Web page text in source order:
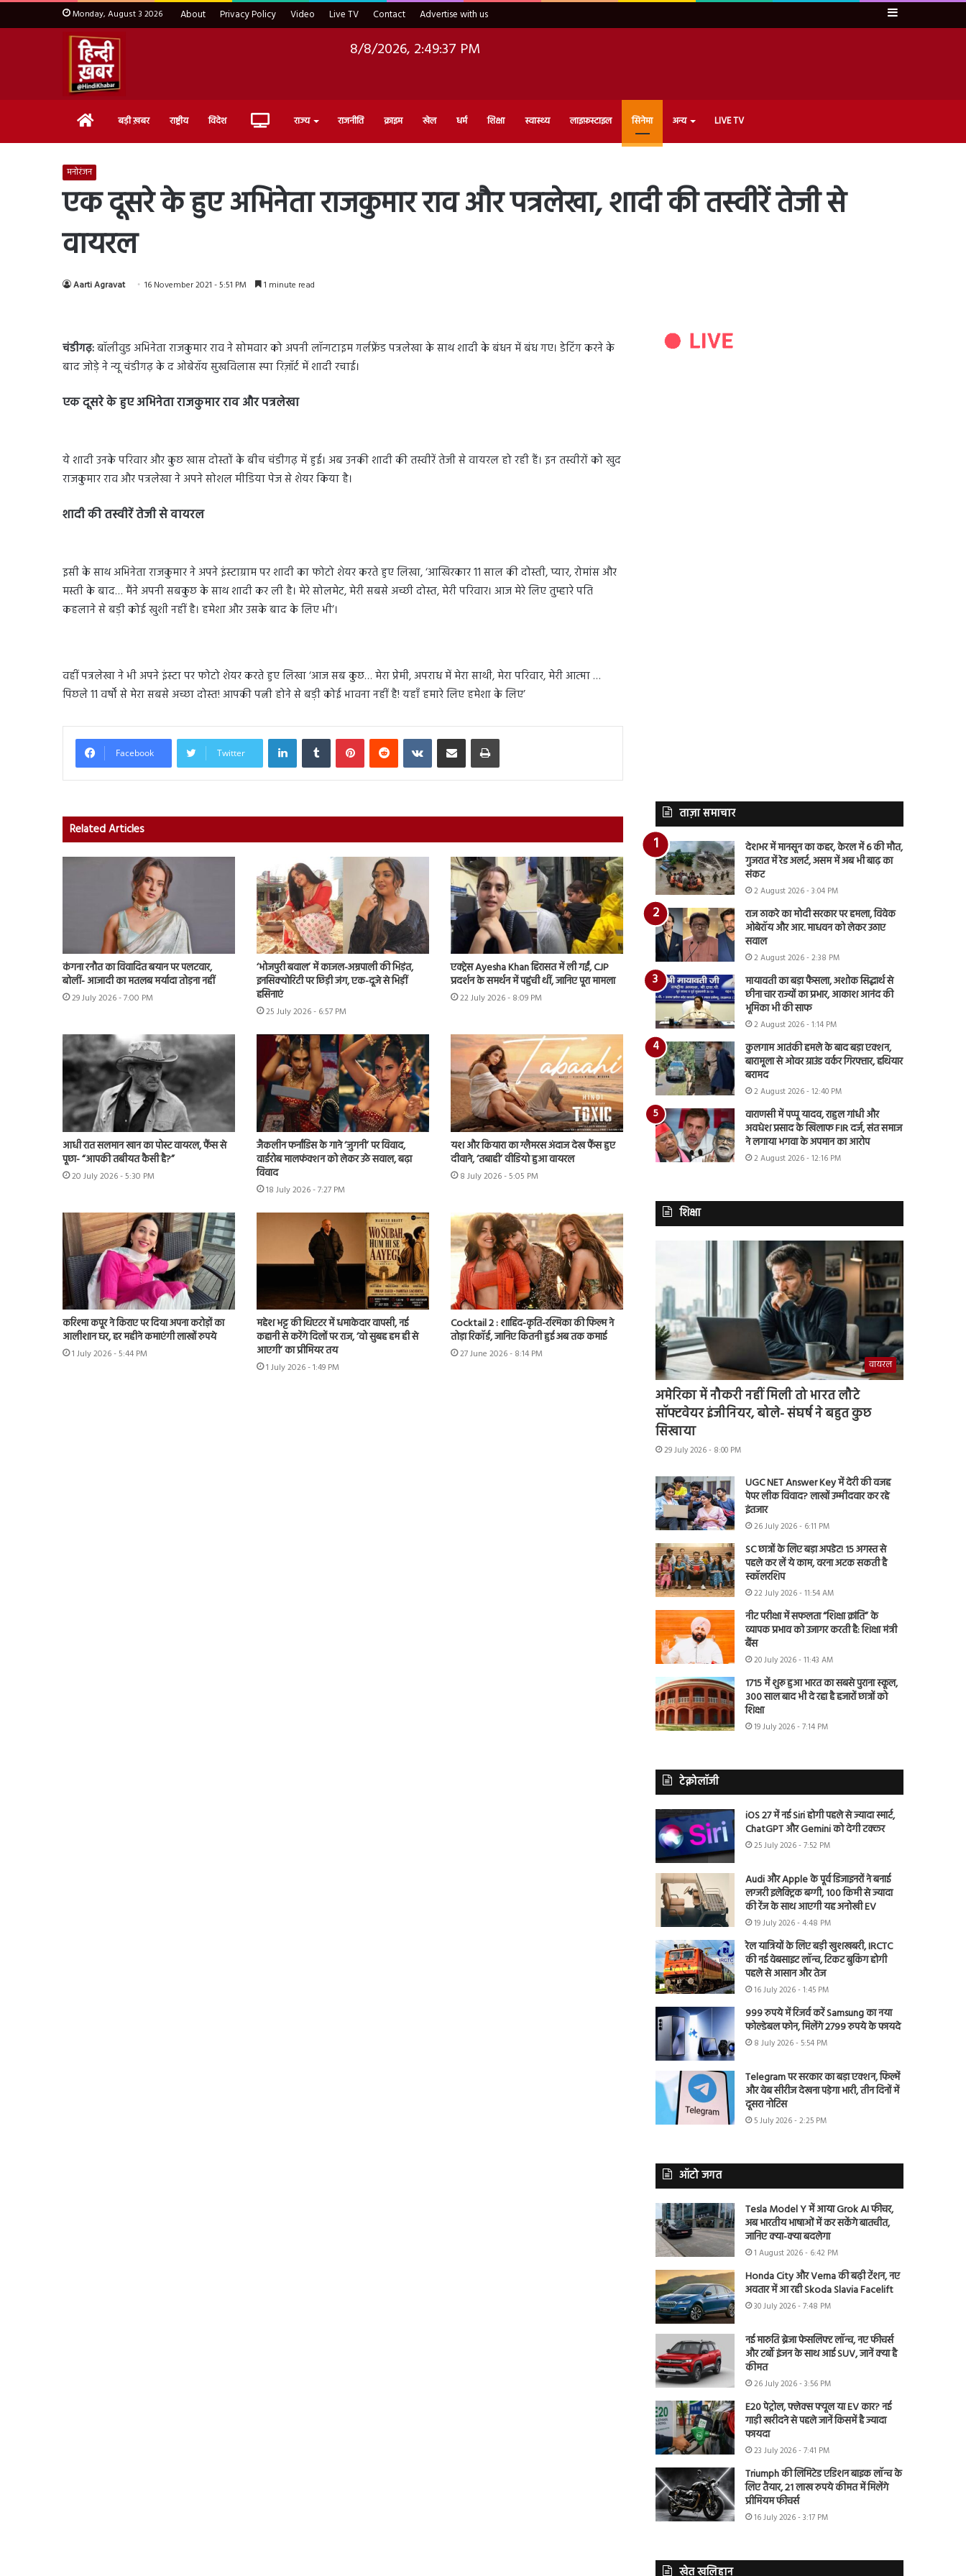
Monday, August 3 2026 About Privacy Policy Video Live TV Contact Advertise with us Sidebar
8/8/2026, 2:49:38 PM
Home बड़ी ख़बर राष्ट्रीय विदेश Live राज्य राजनीति क्राइम खेल धर्म शिक्षा स्वास्थ्य लाइफ़स्टाइल सिनेमा अन्य LIVE TV
मनोरंजन
एक दूसरे के हुए अभिनेता राजकुमार राव और पत्रलेखा, शादी की तस्वीरें तेजी से
वायरल
Aarti Agravat 16 November 2021 - 5:51 PM 1 minute read
चंडीगढ़:बॉलीवुड अभिनेता राजकुमार राव ने सोमवार को अपनी लॉन्गटाइम गर्लफ्रेंड पत्रलेखा के साथ शादी के बंधन में बंध गए। डेटिंग करने के
बाद जोड़े ने न्यू चंडीगढ़ के द ओबेरॉय सुखविलास स्पा रिज़ॉर्ट में शादी रचाई।
एक दूसरे के हुए अभिनेता राजकुमार राव और पत्रलेखा
ये शादी उनके परिवार और कुछ खास दोस्तों के बीच चंडीगढ़ में हुई। अब उनकी शादी की तस्वीरें तेजी से वायरल हो रही हैं। इन तस्वीरों को खुद
राजकुमार राव और पत्रलेखा ने अपने सोशल मीडिया पेज से शेयर किया है।
शादी की तस्वीरें तेजी से वायरल
इसी के साथ अभिनेता राजकुमार ने अपने इंस्टाग्राम पर शादी का फोटो शेयर करते हुए लिखा, ‘आखिरकार 11 साल की दोस्ती, प्यार, रोमांस और
मस्ती के बाद… मैंने अपनी सबकुछ के साथ शादी कर ली है। मेरे सोलमेट, मेरी सबसे अच्छी दोस्त, मेरी परिवार। आज मेरे लिए तुम्हारे पति
कहलाने से बड़ी कोई खुशी नहीं है। हमेशा और उसके बाद के लिए भी’।
वहीं पत्रलेखा ने भी अपने इंस्टा पर फोटो शेयर करते हुए लिखा ‘आज सब कुछ… मेरा प्रेमी, अपराध में मेरा साथी, मेरा परिवार, मेरी आत्मा …
पिछले 11 वर्षों से मेरा सबसे अच्छा दोस्त! आपकी पत्नी होने से बड़ी कोई भावना नहीं है! यहाँ हमारे लिए हमेशा के लिए’
Facebook Twitter
LinkedInTumblr PinterestReddit VKontakteShare via Email Print
Related Articles
कंगना रनौत का विवादित बयान पर पलटवार,
बोलीं- आजादी का मतलब मर्यादा तोड़ना नहीं
29 July 2026 - 7:00 PM
‘भोजपुरी बवाल’ में काजल-अम्रपाली की भिड़ंत,
इनसिक्योरिटी पर छिड़ी जंग, एक-दूजे से भिड़ीं
हसिनाएं
25 July 2026 - 6:57 PM
एक्ट्रेस Ayesha Khan हिरासत में ली गईं, CJP
प्रदर्शन के समर्थन में पहुंची थीं, जानिए पूरा मामला
22 July 2026 - 8:09 PM
आधी रात सलमान खान का पोस्ट वायरल, फैंस से
पूछा- “आपकी तबीयत कैसी है?”
20 July 2026 - 5:30 PM
जैकलीन फर्नांडिस के गाने ‘जुगनी’ पर विवाद,
वार्डरोब मालफंक्शन को लेकर उठे सवाल, बढ़ा
विवाद
18 July 2026 - 7:27 PM
यश और कियारा का ग्लैमरस अंदाज देख फैंस हुए
दीवाने, ‘तबाही’ वीडियो हुआ वायरल
8 July 2026 - 5:05 PM
करिश्मा कपूर ने किराए पर दिया अपना करोड़ों का
आलीशान घर, हर महीने कमाएंगी लाखों रुपये
1 July 2026 - 5:44 PM
महेश भट्ट की थिएटर में धमाकेदार वापसी, नई
कहानी से करेंगे दिलों पर राज, ‘वो सुबह हम ही से
आएगी’ का प्रीमियर तय
1 July 2026 - 1:49 PM
Cocktail 2 : शाहिद-कृति-रश्मिका की फिल्म ने
तोड़ा रिकॉर्ड, जानिए कितनी हुई अब तक कमाई
27 June 2026 - 8:14 PM
ताज़ा समाचार
देशभर में मानसून का कहर, केरल में 6 की मौत,
गुजरात में रेड अलर्ट, असम में अब भी बाढ़ का
संकट
2 August 2026 - 3:04 PM
राज ठाकरे का मोदी सरकार पर हमला, विवेक
ओबेरॉय और आर. माधवन को लेकर उठाए
सवाल
2 August 2026 - 2:38 PM
मायावती का बड़ा फैसला, अशोक सिद्धार्थ से
छीना चार राज्यों का प्रभार, आकाश आनंद की
भूमिका भी की साफ
2 August 2026 - 1:14 PM
कुलगाम आतंकी हमले के बाद बड़ा एक्शन,
बारामूला से ओवर ग्राउंड वर्कर गिरफ्तार, हथियार
बरामद
2 August 2026 - 12:40 PM
वाराणसी में पप्पू यादव, राहुल गांधी और
अवधेश प्रसाद के खिलाफ FIR दर्ज, संत समाज
ने लगाया भगवा के अपमान का आरोप
2 August 2026 - 12:16 PM
शिक्षा
वायरल
अमेरिका में नौकरी नहीं मिली तो भारत लौटे
सॉफ्टवेयर इंजीनियर, बोले- संघर्ष ने बहुत कुछ
सिखाया
29 July 2026 - 8:00 PM
UGC NET Answer Key में देरी की वजह
पेपर लीक विवाद? लाखों उम्मीदवार कर रहे
इंतजार
26 July 2026 - 6:11 PM
SC छात्रों के लिए बड़ा अपडेट! 15 अगस्त से
पहले कर लें ये काम, वरना अटक सकती है
स्कॉलरशिप
22 July 2026 - 11:54 AM
नीट परीक्षा में सफलता “शिक्षा क्रांति” के
व्यापक प्रभाव को उजागर करती है: शिक्षा मंत्री
बैंस
20 July 2026 - 11:43 AM
1715 में शुरू हुआ भारत का सबसे पुराना स्कूल,
300 साल बाद भी दे रहा है हजारों छात्रों को
शिक्षा
19 July 2026 - 7:14 PM
टेक्नोलॉजी
iOS 27 में नई Siri होगी पहले से ज्यादा स्मार्ट,
ChatGPT और Gemini को देगी टक्कर
25 July 2026 - 7:52 PM
Audi और Apple के पूर्व डिजाइनरों ने बनाई
लग्जरी इलेक्ट्रिक बग्गी, 100 किमी से ज्यादा
की रेंज के साथ आएगी यह अनोखी EV
19 July 2026 - 4:48 PM
रेल यात्रियों के लिए बड़ी खुशखबरी, IRCTC
की नई वेबसाइट लॉन्च, टिकट बुकिंग होगी
पहले से आसान और तेज
16 July 2026 - 1:45 PM
999 रुपये में रिजर्व करें Samsung का नया
फोल्डेबल फोन, मिलेंगे 2799 रुपये के फायदे
8 July 2026 - 5:54 PM
Telegram पर सरकार का बड़ा एक्शन, फिल्में
और वेब सीरीज देखना पड़ेगा भारी, तीन दिनों में
दूसरा नोटिस
5 July 2026 - 2:25 PM
ऑटो जगत
Tesla Model Y में आया Grok AI फीचर,
अब भारतीय भाषाओं में कर सकेंगे बातचीत,
जानिए क्या-क्या बदलेगा
1 August 2026 - 6:42 PM
Honda City और Verna की बढ़ी टेंशन, नए
अवतार में आ रही Skoda Slavia Facelift
30 July 2026 - 7:48 PM
नई मारुति ब्रेजा फेसलिफ्ट लॉन्च, नए फीचर्स
और टर्बो इंजन के साथ आई SUV, जानें क्या है
कीमत
26 July 2026 - 3:56 PM
E20 पेट्रोल, फ्लेक्स फ्यूल या EV कार? नई
गाड़ी खरीदने से पहले जानें किसमें है ज्यादा
फायदा
23 July 2026 - 7:41 PM
Triumph की लिमिटेड एडिशन बाइक लॉन्च के
लिए तैयार, 21 लाख रुपये कीमत में मिलेंगे
प्रीमियम फीचर्स
16 July 2026 - 3:17 PM